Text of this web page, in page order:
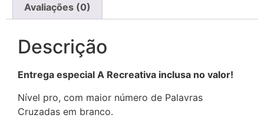
Avaliações (0)
Descrição
Entrega especial A Recreativa inclusa no valor!
Nível pro, com maior número de Palavras
Cruzadas em branco.